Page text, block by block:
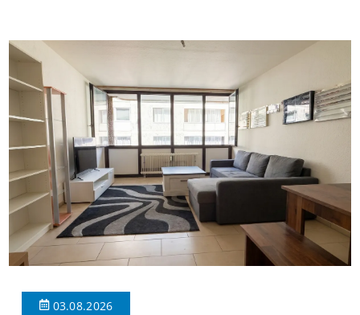
praktischen Diele, welche ausreichend Platz für eine […]
03.08.2026